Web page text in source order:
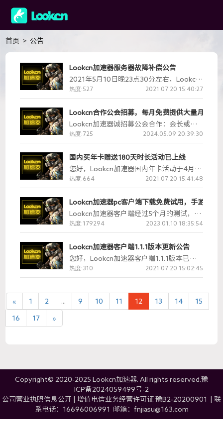
首页 > 公告
Lookcn加速器服务器故障补偿公告
2021年5月10日晚23点30分左右，Lookcn
加速器出现线路服务器故障，导致部分用户
出现进不去游戏的情况，故障已经于5月11
日0点30分全部恢复。我们后续会对截至带
2021年5月10日24时未到期用户补偿2天vip
热度:527 2021.07.20 15:40:27
Lookcn合作公会招募，每月免费提供大量月卡福
Lookcn加速器诚招募公会合作：会长或管
理请联系QQ 756686686
热度:725 2024.05.09 20:39:30
国内买年卡赠送180天时长活动已上线
您好，Lookcn加速器国内年卡活动于4月20
日11点进行了调整，由原来的购买年卡赠送
40天时长改为赠送180天时长。4月20日11
点前已购买过年卡获赠40天的小伙伴，我
们将再为您增加140天赠送时长。
热度:664 2021.07.20 15:41:48
Lookcn加速器pc客户端下载免费试用，手游加速
Lookcn加速器客户端经过5个月的测试，终
于将在2021年4月15日正式上线收费运营
了，同时手游仍然可以免费加速。内测用户
可以领取7天时长，新注册用户可以领取2天
时长。
热度:179294 2023.01.10 18:35:54
Lookcn加速器客户端1.1.1版本更新公告
您好，Lookcn加速器客户端1.1.1版本已经
更新上线，老版本需升级到新版本才能使
用。如玩家的Lookcn加速器客户端未能自
新客户端安装。
热度:310 2021.07.20 15:02:45
« 1 2 ... 9 10 11 12 13 14 15
16 17 »
Copyright© 2020-2025 Lookcn加速器. All rights reserved.豫
ICP备2024059499号-2
公司营业执照信息公开
增值电信业务经营许可证 豫B2-20200901
联
系电话：16696006991 邮箱：fnjiasu@163.com